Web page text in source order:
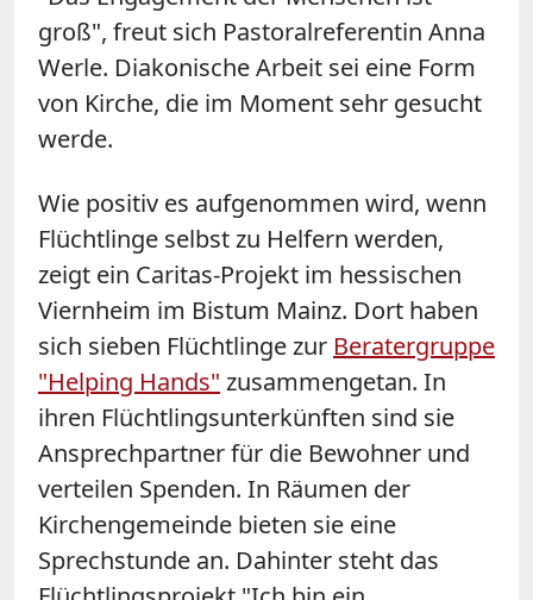
groß", freut sich Pastoralreferentin Anna
Werle. Diakonische Arbeit sei eine Form
von Kirche, die im Moment sehr gesucht
werde.
Wie positiv es aufgenommen wird, wenn
Flüchtlinge selbst zu Helfern werden,
zeigt ein Caritas-Projekt im hessischen
Viernheim im Bistum Mainz. Dort haben
sich sieben Flüchtlinge zur Beratergruppe
"Helping Hands" zusammengetan. In
ihren Flüchtlingsunterkünften sind sie
Ansprechpartner für die Bewohner und
verteilen Spenden. In Räumen der
Kirchengemeinde bieten sie eine
Sprechstunde an. Dahinter steht das